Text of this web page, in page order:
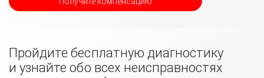
Пройдите бесплатную диагностику
и узнайте обо всех неисправностях